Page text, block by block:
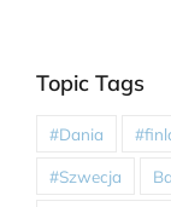
Topic Tags
#Dania
#Szwecja